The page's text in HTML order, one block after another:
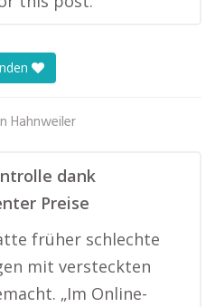
Hahnweiler
dank
Preise
früher schlechte
mit versteckten
„Im Online-